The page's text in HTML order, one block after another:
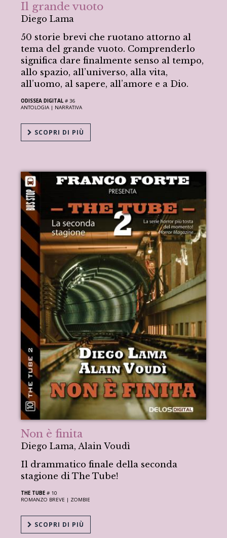
Il grande vuoto
Diego Lama
50 storie brevi che ruotano attorno al
tema del grande vuoto. Comprenderlo
significa dare finalmente senso al tempo,
allo spazio, all’universo, alla vita,
all’uomo, al sapere, all’amore e a Dio.
ODISSEA DIGITAL # 36
ANTOLOGIA | NARRATIVA
SCOPRI DI PIÙ
Non è finita
Diego Lama, Alain Voudì
Il drammatico finale della seconda
stagione di The Tube!
THE TUBE # 10
ROMANZO BREVE | ZOMBIE
SCOPRI DI PIÙ